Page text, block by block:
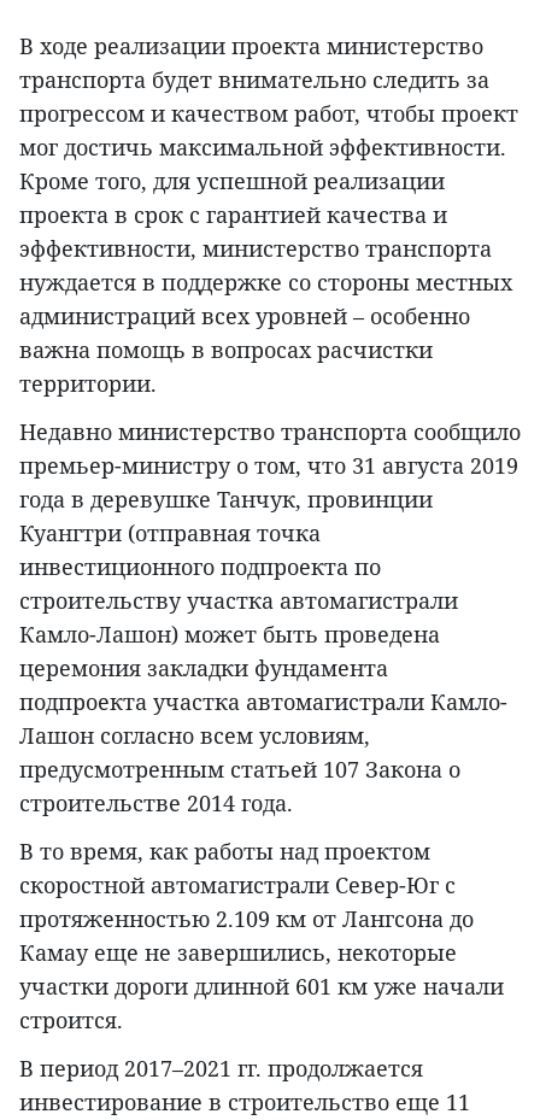
В ходе реализации проекта министерство
транспорта будет внимательно следить за
прогрессом и качеством работ, чтобы проект
мог достичь максимальной эффективности.
Кроме того, для успешной реализации
проекта в срок с гарантией качества и
эффективности, министерство транспорта
нуждается в поддержке со стороны местных
администраций всех уровней – особенно
важна помощь в вопросах расчистки
территории.
Недавно министерство транспорта сообщило
премьер-министру о том, что 31 августа 2019
года в деревушке Танчук, провинции
Куангтри (отправная точка
инвестиционного подпроекта по
строительству участка автомагистрали
Камло-Лашон) может быть проведена
церемония закладки фундамента
подпроекта участка автомагистрали Камло-
Лашон согласно всем условиям,
предусмотренным статьей 107 Закона о
строительстве 2014 года.
В то время, как работы над проектом
скоростной автомагистрали Север-Юг с
протяженностью 2.109 км от Лангсона до
Камау еще не завершились, некоторые
участки дороги длинной 601 км уже начали
строится.
В период 2017–2021 гг. продолжается
инвестирование в строительство еще 11